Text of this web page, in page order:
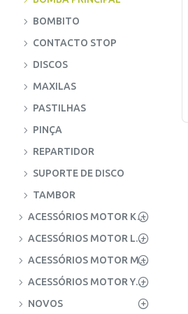
BOMBITO
CONTACTO STOP
DISCOS
MAXILAS
PASTILHAS
PINÇA
REPARTIDOR
SUPORTE DE DISCO
TAMBOR
ACESSÓRIOS MOTOR KUBOTA
ACESSÓRIOS MOTOR LOMBARDINI
ACESSÓRIOS MOTOR MITSUBISHI
ACESSÓRIOS MOTOR YANMAR
NOVOS